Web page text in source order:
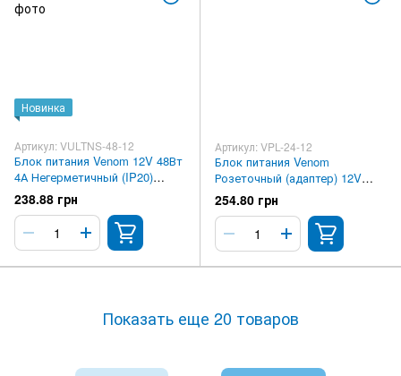
Новинка
Артикул: VULTNS-48-12
Блок питания Venom 12V 48Вт
4А Негерметичный (IP20)
Standart Ultra slim
238.88 грн
Артикул: VPL-24-12
Блок питания Venom
Розеточный (адаптер) 12V
24Вт Premium
254.80 грн
Показать еще 20 товаров